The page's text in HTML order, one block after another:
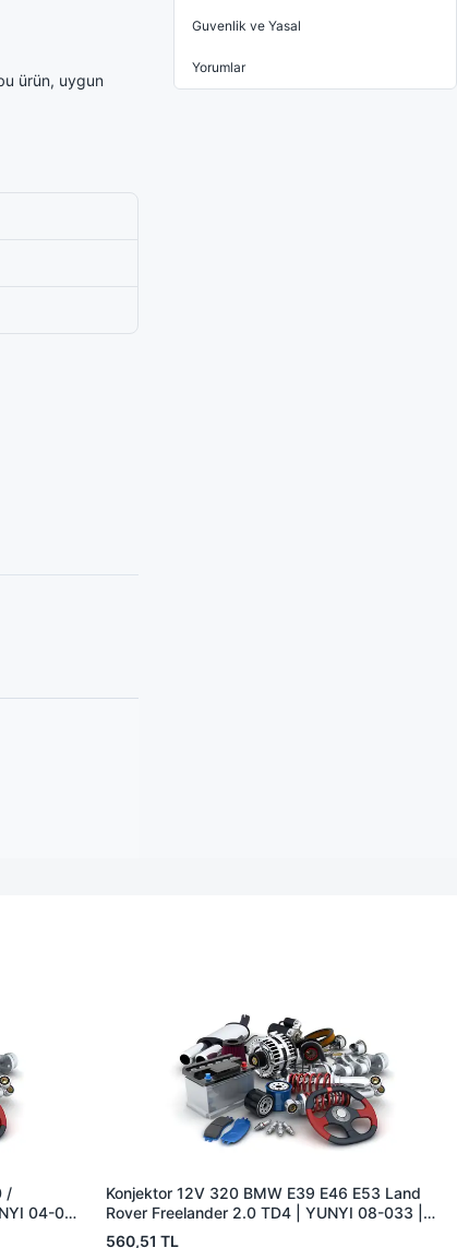
ürün, uygun
Guvenlik ve Yasal
Yorumlar
/
04-080
Konjektor 12V 320 BMW E39 E46 E53 Land
Rover Freelander 2.0 TD4 | YUNYI 08-033 |
OEM 12317501749 12317792094 YLE500180
560,51 TL